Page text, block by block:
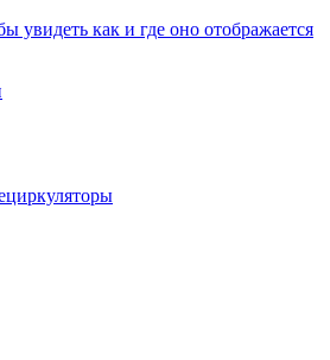
увидеть как и где оно отображается